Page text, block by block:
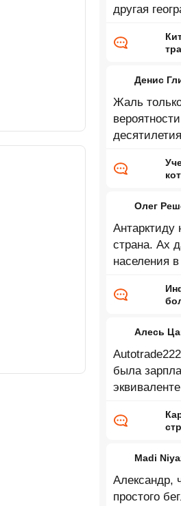
другая
Денис
Жаль
Олег
Антарктиду
страна. Ах
населения
Алесь
была
зарплата
Madi
Александр,
простого